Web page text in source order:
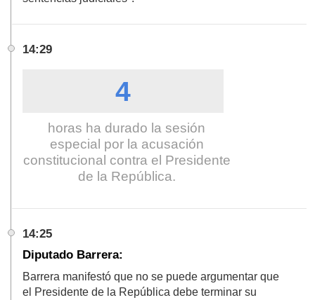
14:29
4
horas ha durado la sesión
especial por la acusación
constitucional contra el Presidente
de la República.
14:25
Diputado Barrera:
Barrera manifestó que no se puede argumentar que
el Presidente de la República debe terminar su